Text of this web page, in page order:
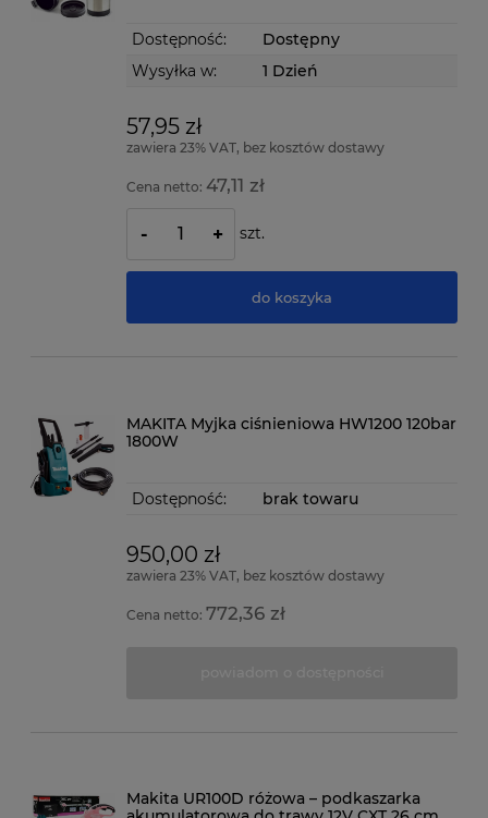
Dostępność:
Dostępny
Wysyłka w:
1 Dzień
57,95 zł
zawiera 23% VAT, bez kosztów dostawy
Cena netto:47,11 zł
- + szt.
do koszyka
MAKITA Myjka ciśnieniowa HW1200 120bar
1800W
Dostępność: brak towaru
950,00 zł
zawiera 23% VAT, bez kosztów dostawy
Cena netto:772,36 zł
Makita UR100D różowa – podkaszarka